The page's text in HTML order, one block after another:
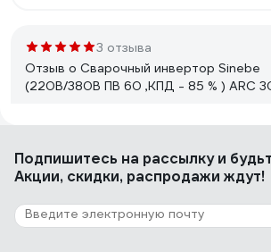
3 отзыва
Отзыв о Сварочный инвертор Sinebe
(220В/380В ПВ 60 ,КПД - 85 % ) ARC
гарантия 5 лет
2 отзыва
Подпишитесь на рассылкуи
Акции, скидки, распродажи ждут!